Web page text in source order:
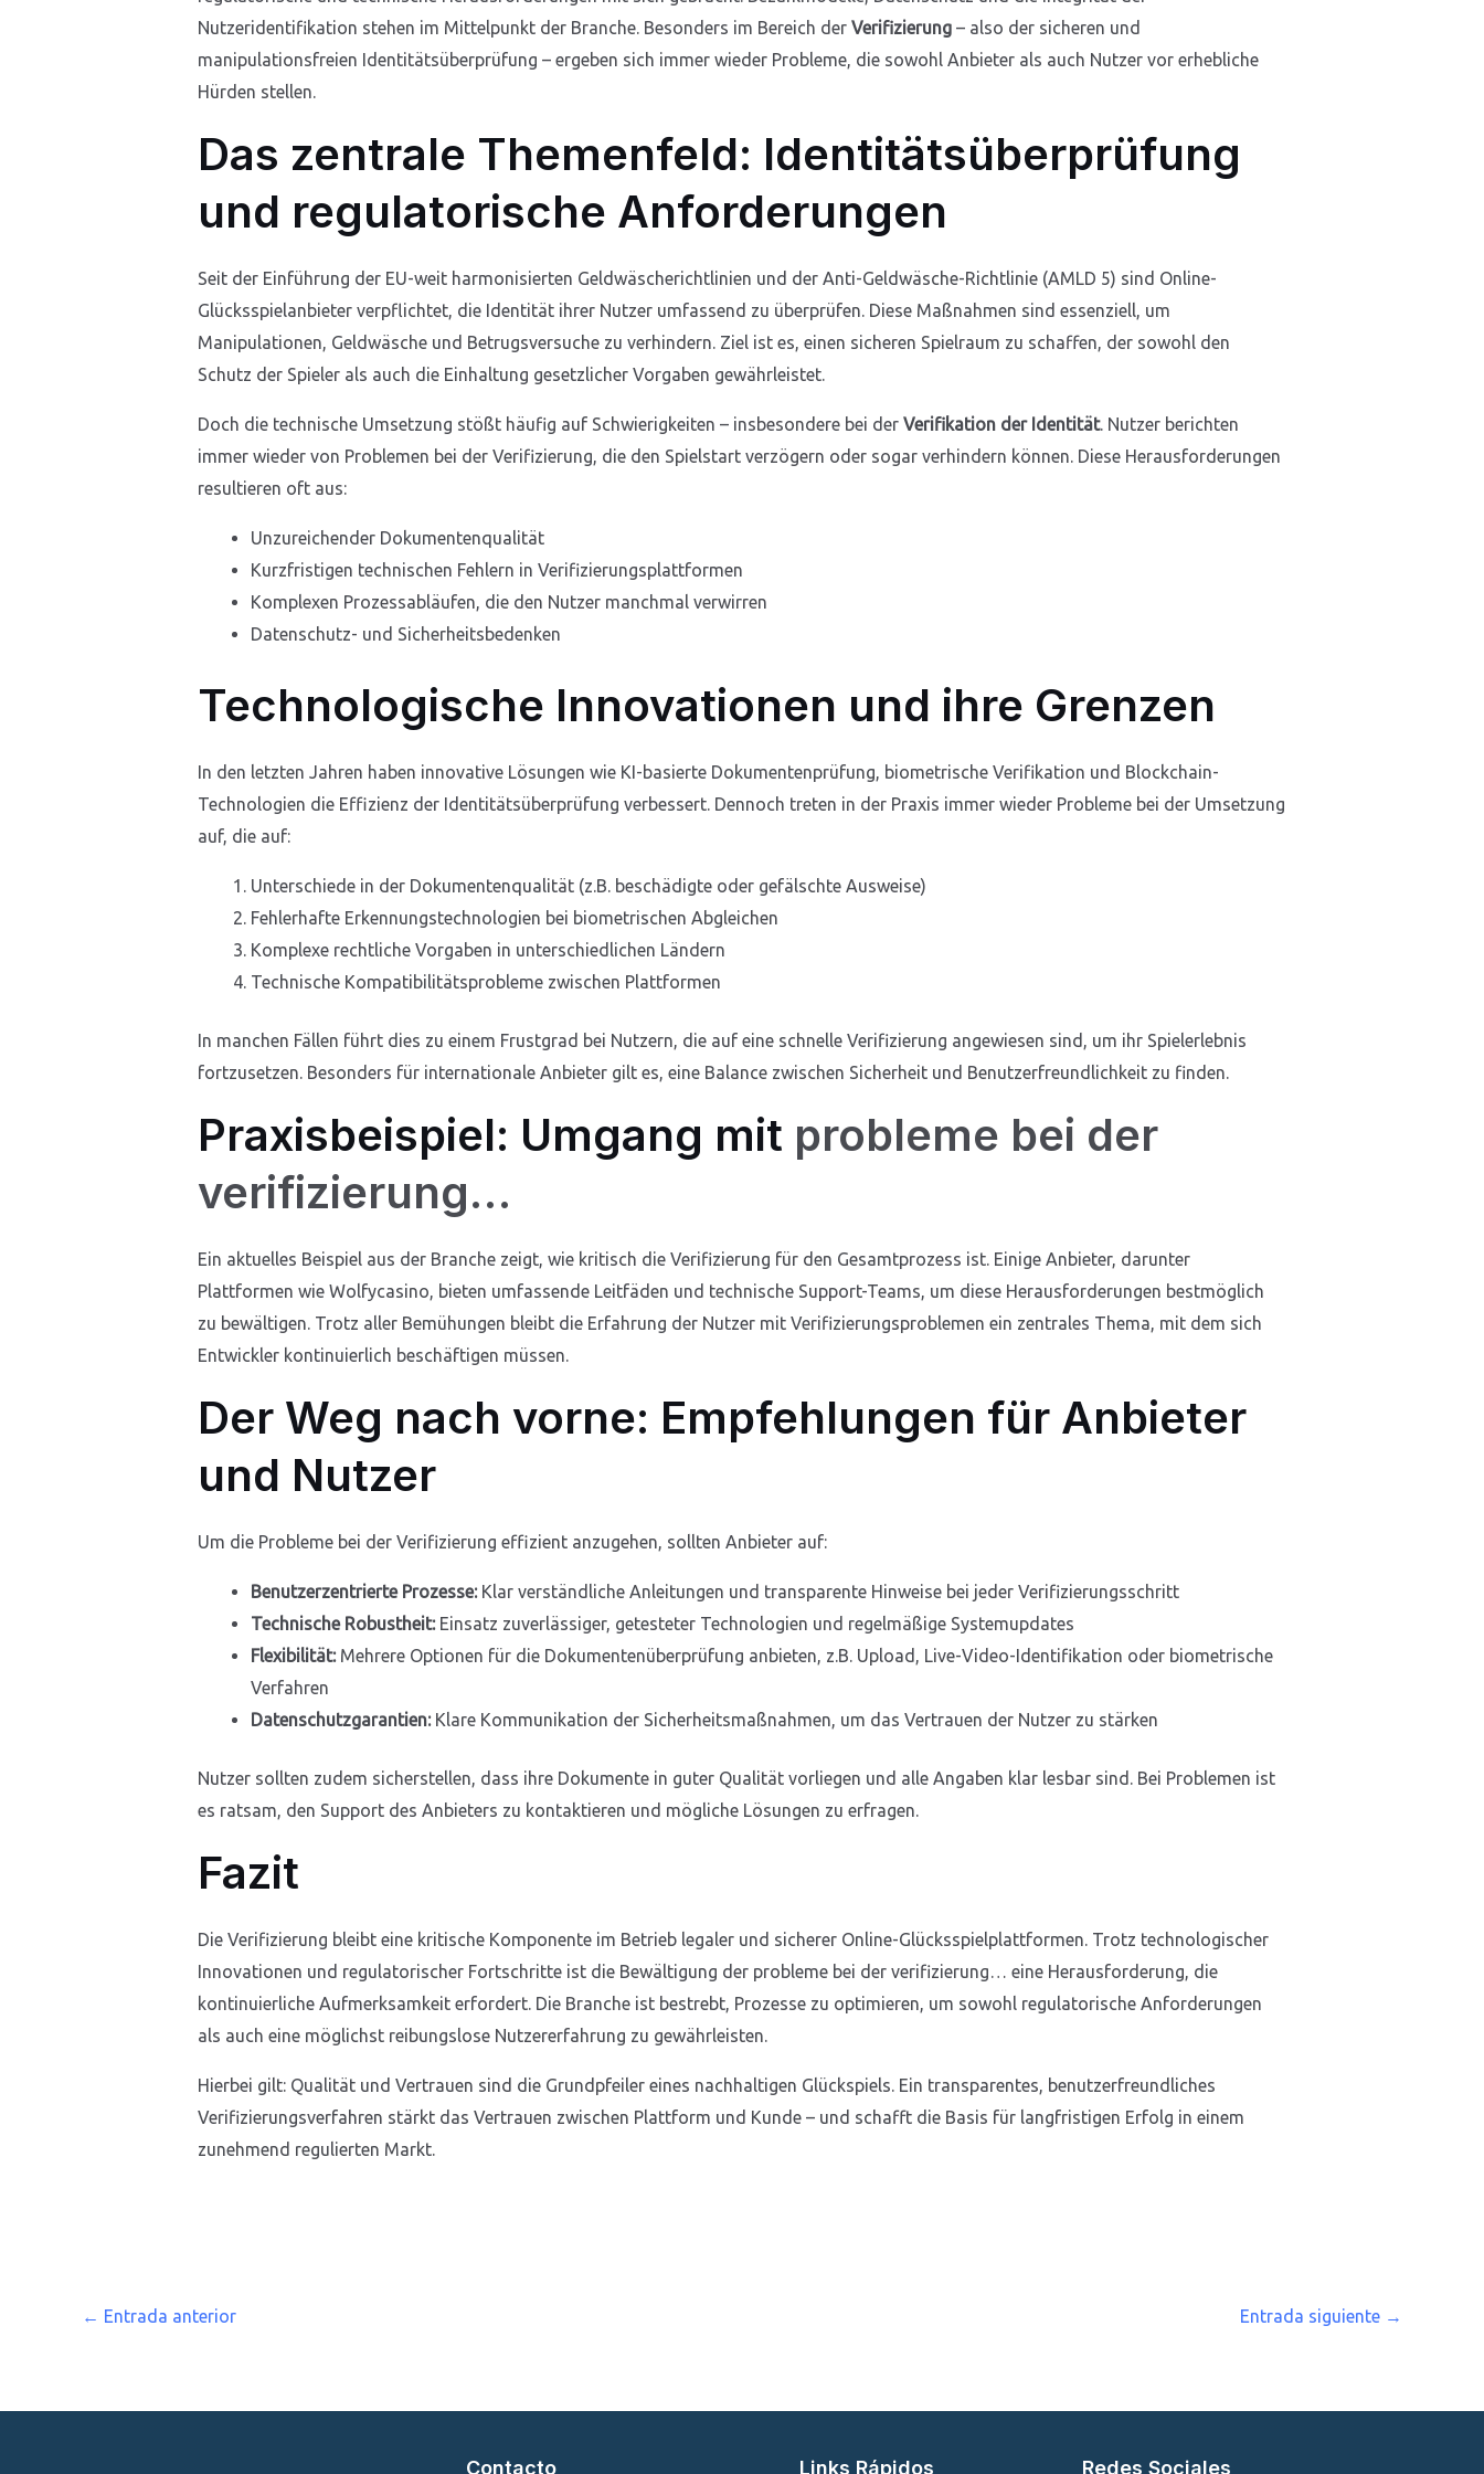
Nutzeridentifikation stehen im Mittelpunkt der Branche. Besonders im Bereich der Verifizierung– also der sicheren und
manipulationsfreien Identitätsüberprüfung – ergeben sich immer wieder Probleme, die sowohl Anbieter als auch Nutzer vor erhebliche
Hürden stellen.
Das zentrale Themenfeld: Identitätsüberprüfung
und regulatorische Anforderungen
Seit der Einführung der EU-weit harmonisierten Geldwäscherichtlinien und der Anti-Geldwäsche-Richtlinie (AMLD 5) sind Online-
Glücksspielanbieter verpflichtet, die Identität ihrer Nutzer umfassend zu überprüfen. Diese Maßnahmen sind essenziell, um
Manipulationen, Geldwäsche und Betrugsversuche zu verhindern. Ziel ist es, einen sicheren Spielraum zu schaffen, der sowohl den
Schutz der Spieler als auch die Einhaltung gesetzlicher Vorgaben gewährleistet.
Doch die technische Umsetzung stößt häufig auf Schwierigkeiten – insbesondere bei der Verifikation der Identität. Nutzer berichten
immer wieder von Problemen bei der Verifizierung, die den Spielstart verzögern oder sogar verhindern können. Diese Herausforderungen
resultieren oft aus:
Unzureichender Dokumentenqualität
Kurzfristigen technischen Fehlern in Verifizierungsplattformen
Komplexen Prozessabläufen, die den Nutzer manchmal verwirren
Datenschutz- und Sicherheitsbedenken
Technologische Innovationen und ihre Grenzen
In den letzten Jahren haben innovative Lösungen wie KI-basierte Dokumentenprüfung, biometrische Verifikation und Blockchain-
Technologien die Effizienz der Identitätsüberprüfung verbessert. Dennoch treten in der Praxis immer wieder Probleme bei der Umsetzung
auf, die auf:
Unterschiede in der Dokumentenqualität (z.B. beschädigte oder gefälschte Ausweise)
Fehlerhafte Erkennungstechnologien bei biometrischen Abgleichen
Komplexe rechtliche Vorgaben in unterschiedlichen Ländern
Technische Kompatibilitätsprobleme zwischen Plattformen
In manchen Fällen führt dies zu einem Frustgrad bei Nutzern, die auf eine schnelle Verifizierung angewiesen sind, um ihr Spielerlebnis
fortzusetzen. Besonders für internationale Anbieter gilt es, eine Balance zwischen Sicherheit und Benutzerfreundlichkeit zu finden.
Praxisbeispiel: Umgang mit probleme bei der
verifizierung…
Ein aktuelles Beispiel aus der Branche zeigt, wie kritisch die Verifizierung für den Gesamtprozess ist. Einige Anbieter, darunter
Plattformen wie Wolfycasino, bieten umfassende Leitfäden und technische Support-Teams, um diese Herausforderungen bestmöglich
zu bewältigen. Trotz aller Bemühungen bleibt die Erfahrung der Nutzer mit Verifizierungsproblemen ein zentrales Thema, mit dem sich
Entwickler kontinuierlich beschäftigen müssen.
Der Weg nach vorne: Empfehlungen für Anbieter
und Nutzer
Um die Probleme bei der Verifizierung effizient anzugehen, sollten Anbieter auf:
Benutzerzentrierte Prozesse:Klar verständliche Anleitungen und transparente Hinweise bei jeder Verifizierungsschritt
Technische Robustheit:Einsatz zuverlässiger, getesteter Technologien und regelmäßige Systemupdates
Flexibilität:Mehrere Optionen für die Dokumentenüberprüfung anbieten, z.B. Upload, Live-Video-Identifikation oder biometrische
Verfahren
Datenschutzgarantien:Klare Kommunikation der Sicherheitsmaßnahmen, um das Vertrauen der Nutzer zu stärken
Nutzer sollten zudem sicherstellen, dass ihre Dokumente in guter Qualität vorliegen und alle Angaben klar lesbar sind. Bei Problemen ist
es ratsam, den Support des Anbieters zu kontaktieren und mögliche Lösungen zu erfragen.
Fazit
Die Verifizierung bleibt eine kritische Komponente im Betrieb legaler und sicherer Online-Glücksspielplattformen. Trotz technologischer
Innovationen und regulatorischer Fortschritte ist die Bewältigung der probleme bei der verifizierung… eine Herausforderung, die
kontinuierliche Aufmerksamkeit erfordert. Die Branche ist bestrebt, Prozesse zu optimieren, um sowohl regulatorische Anforderungen
als auch eine möglichst reibungslose Nutzererfahrung zu gewährleisten.
Hierbei gilt: Qualität und Vertrauen sind die Grundpfeiler eines nachhaltigen Glückspiels. Ein transparentes, benutzerfreundliches
Verifizierungsverfahren stärkt das Vertrauen zwischen Plattform und Kunde – und schafft die Basis für langfristigen Erfolg in einem
zunehmend regulierten Markt.
← Entrada anterior Entrada siguiente →
Contacto Links Rápidos Redes Sociales